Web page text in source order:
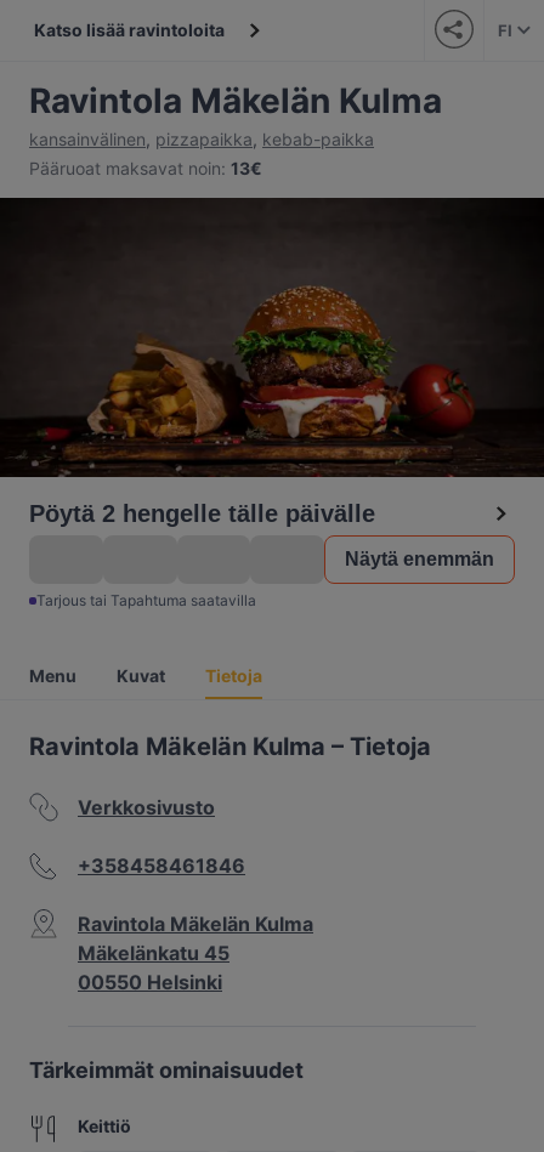
Katso lisää ravintoloita FI
Ravintola Mäkelän Kulma
kansainvälinen, pizzapaikka, kebab-paikka
Pääruoat maksavat noin: 13€
Pöytä 2 hengelle tälle päivälle
Näytä enemmän
Tarjous tai Tapahtuma saatavilla
Menu Kuvat Tietoja
Ravintola Mäkelän Kulma – Tietoja
Verkkosivusto
+358458461846
Ravintola Mäkelän Kulma
Mäkelänkatu 45
00550 Helsinki
Tärkeimmät ominaisuudet
Keittiö